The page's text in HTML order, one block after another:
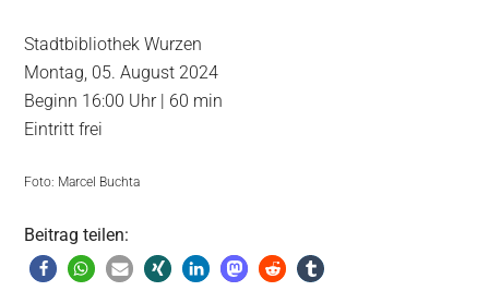
Stadtbibliothek Wurzen
Montag, 05. August 2024
Beginn 16:00 Uhr | 60 min
Eintritt frei
Foto: Marcel Buchta
Beitrag teilen: